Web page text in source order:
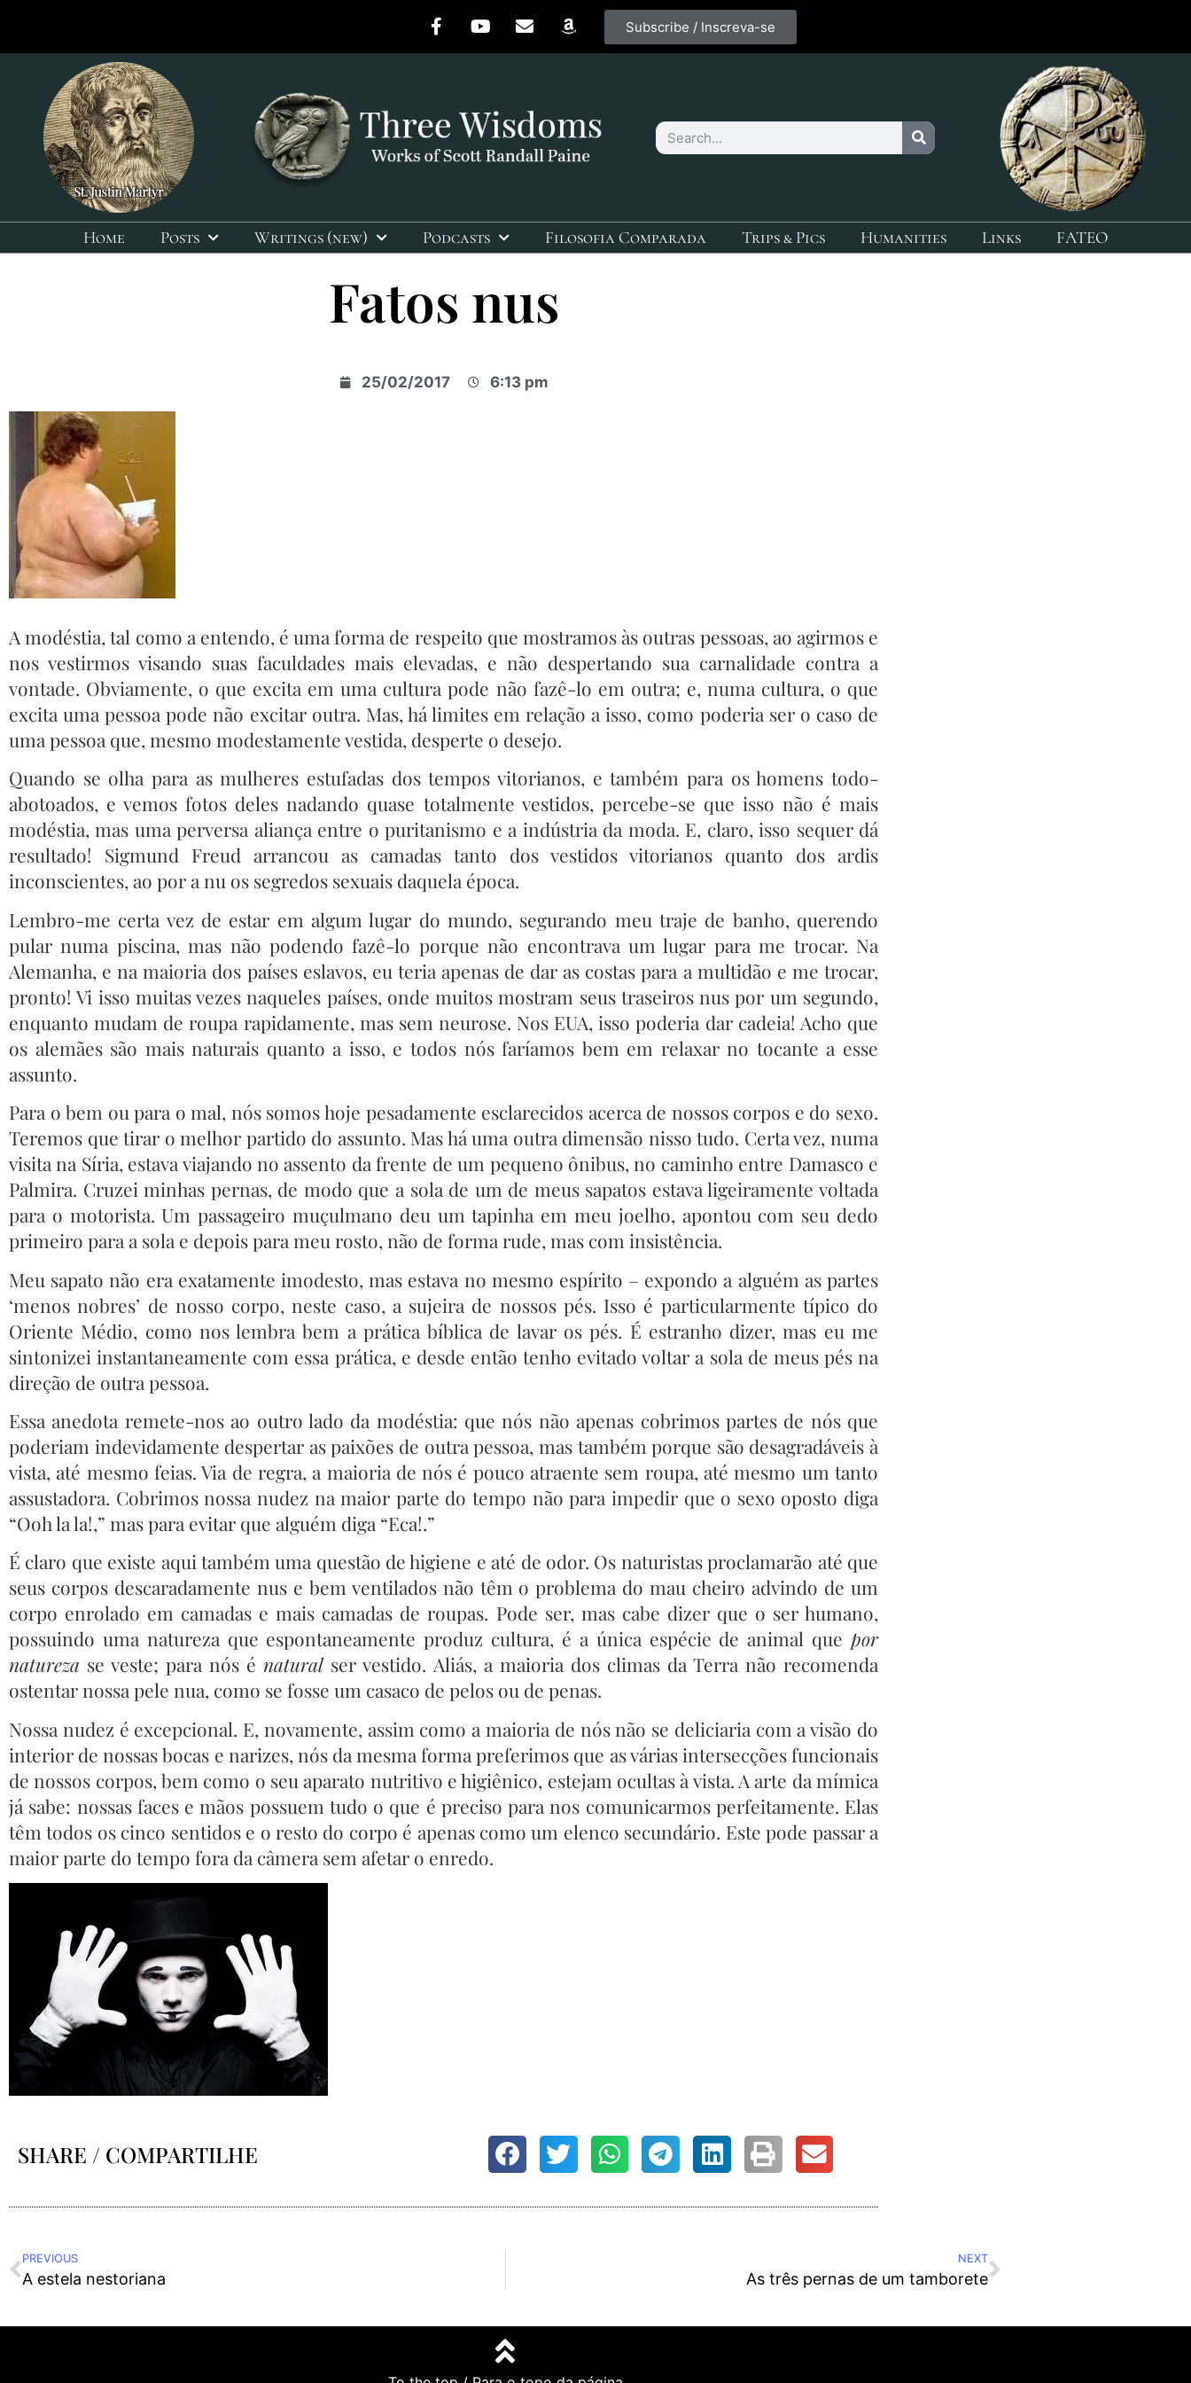
Subscribe / Inscreva-se
Home Posts Writings (new) Podcasts Filosofia Comparada Trips & Pics Humanities Links FATEO
Fatos nus
25/02/2017 6:13 pm
A modéstia, tal como a entendo, é uma forma de respeito que mostramos às outras pessoas, ao agirmos e
nos vestirmos visando suas faculdades mais elevadas, e não despertando sua carnalidade contra a
vontade. Obviamente, o que excita em uma cultura pode não fazê-lo em outra; e, numa cultura, o que
excita uma pessoa pode não excitar outra. Mas, há limites em relação a isso, como poderia ser o caso de
uma pessoa que, mesmo modestamente vestida, desperte o desejo.
Quando se olha para as mulheres estufadas dos tempos vitorianos, e também para os homens todo-
abotoados, e vemos fotos deles nadando quase totalmente vestidos, percebe-se que isso não é mais
modéstia, mas uma perversa aliança entre o puritanismo e a indústria da moda. E, claro, isso sequer dá
resultado! Sigmund Freud arrancou as camadas tanto dos vestidos vitorianos quanto dos ardis
inconscientes, ao por a nu os segredos sexuais daquela época.
Lembro-me certa vez de estar em algum lugar do mundo, segurando meu traje de banho, querendo
pular numa piscina, mas não podendo fazê-lo porque não encontrava um lugar para me trocar. Na
Alemanha, e na maioria dos países eslavos, eu teria apenas de dar as costas para a multidão e me trocar,
pronto! Vi isso muitas vezes naqueles países, onde muitos mostram seus traseiros nus por um segundo,
enquanto mudam de roupa rapidamente, mas sem neurose. Nos EUA, isso poderia dar cadeia! Acho que
os alemães são mais naturais quanto a isso, e todos nós faríamos bem em relaxar no tocante a esse
assunto.
Para o bem ou para o mal, nós somos hoje pesadamente esclarecidos acerca de nossos corpos e do sexo.
Teremos que tirar o melhor partido do assunto. Mas há uma outra dimensão nisso tudo. Certa vez, numa
visita na Síria, estava viajando no assento da frente de um pequeno ônibus, no caminho entre Damasco e
Palmira. Cruzei minhas pernas, de modo que a sola de um de meus sapatos estava ligeiramente voltada
para o motorista. Um passageiro muçulmano deu um tapinha em meu joelho, apontou com seu dedo
primeiro para a sola e depois para meu rosto, não de forma rude, mas com insistência.
Meu sapato não era exatamente imodesto, mas estava no mesmo espírito – expondo a alguém as partes
‘menos nobres’ de nosso corpo, neste caso, a sujeira de nossos pés. Isso é particularmente típico do
Oriente Médio, como nos lembra bem a prática bíblica de lavar os pés. É estranho dizer, mas eu me
sintonizei instantaneamente com essa prática, e desde então tenho evitado voltar a sola de meus pés na
direção de outra pessoa.
Essa anedota remete-nos ao outro lado da modéstia: que nós não apenas cobrimos partes de nós que
poderiam indevidamente despertar as paixões de outra pessoa, mas também porque são desagradáveis à
vista, até mesmo feias. Via de regra, a maioria de nós é pouco atraente sem roupa, até mesmo um tanto
assustadora. Cobrimos nossa nudez na maior parte do tempo não para impedir que o sexo oposto diga
“Ooh la la!,” mas para evitar que alguém diga “Eca!.”
É claro que existe aqui também uma questão de higiene e até de odor. Os naturistas proclamarão até que
seus corpos descaradamente nus e bem ventilados não têm o problema do mau cheiro advindo de um
corpo enrolado em camadas e mais camadas de roupas. Pode ser, mas cabe dizer que o ser humano,
possuindo uma natureza que espontaneamente produz cultura, é a única espécie de animal que por
natureza se veste; para nós énaturalser vestido. Aliás, a maioria dos climas da Terra não recomenda
ostentar nossa pele nua, como se fosse um casaco de pelos ou de penas.
Nossa nudez é excepcional. E, novamente, assim como a maioria de nós não se deliciaria com a visão do
interior de nossas bocas e narizes, nós da mesma forma preferimos que as várias intersecções funcionais
de nossos corpos, bem como o seu aparato nutritivo e higiênico, estejam ocultas à vista. A arte da mímica
já sabe: nossas faces e mãos possuem tudo o que é preciso para nos comunicarmos perfeitamente. Elas
têm todos os cinco sentidos e o resto do corpo é apenas como um elenco secundário. Este pode passar a
maior parte do tempo fora da câmera sem afetar o enredo.
SHARE / COMPARTILHE
PREVIOUS
A estela nestoriana
NEXT
As três pernas de um tamborete